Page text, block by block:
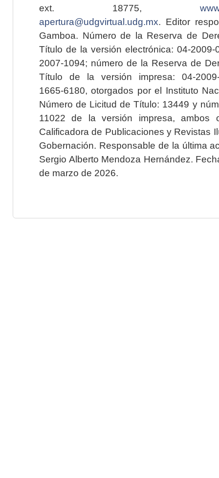
ext. 18775,
apertura@udgvirtual.udg.mx. Editor
Gamboa. Número de la Reserva de
Título de la versión electrónica: 04-2009-
2007-1094; número de la Reserva de
Título de la versión impresa: 04-2009-
1665-6180, otorgados por el Instituto
Número de Licitud de Título: 13449 y
11022 de la versión impresa, ambos
Calificadora de Publicaciones y Revistas
Gobernación. Responsable de la última
Sergio Alberto Mendoza Hernández.
de marzo de 2026.